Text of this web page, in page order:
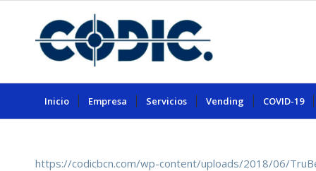
Inicio Empresa Servicios Vending COVID-19
https://codicbcn.com/wp-content/uploads/2018/06/